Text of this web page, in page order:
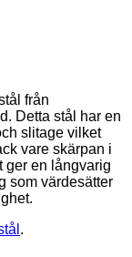
från
Detta stål har en
slitage vilket
vare skärpan i
ger en långvarig
som värdesätter
.